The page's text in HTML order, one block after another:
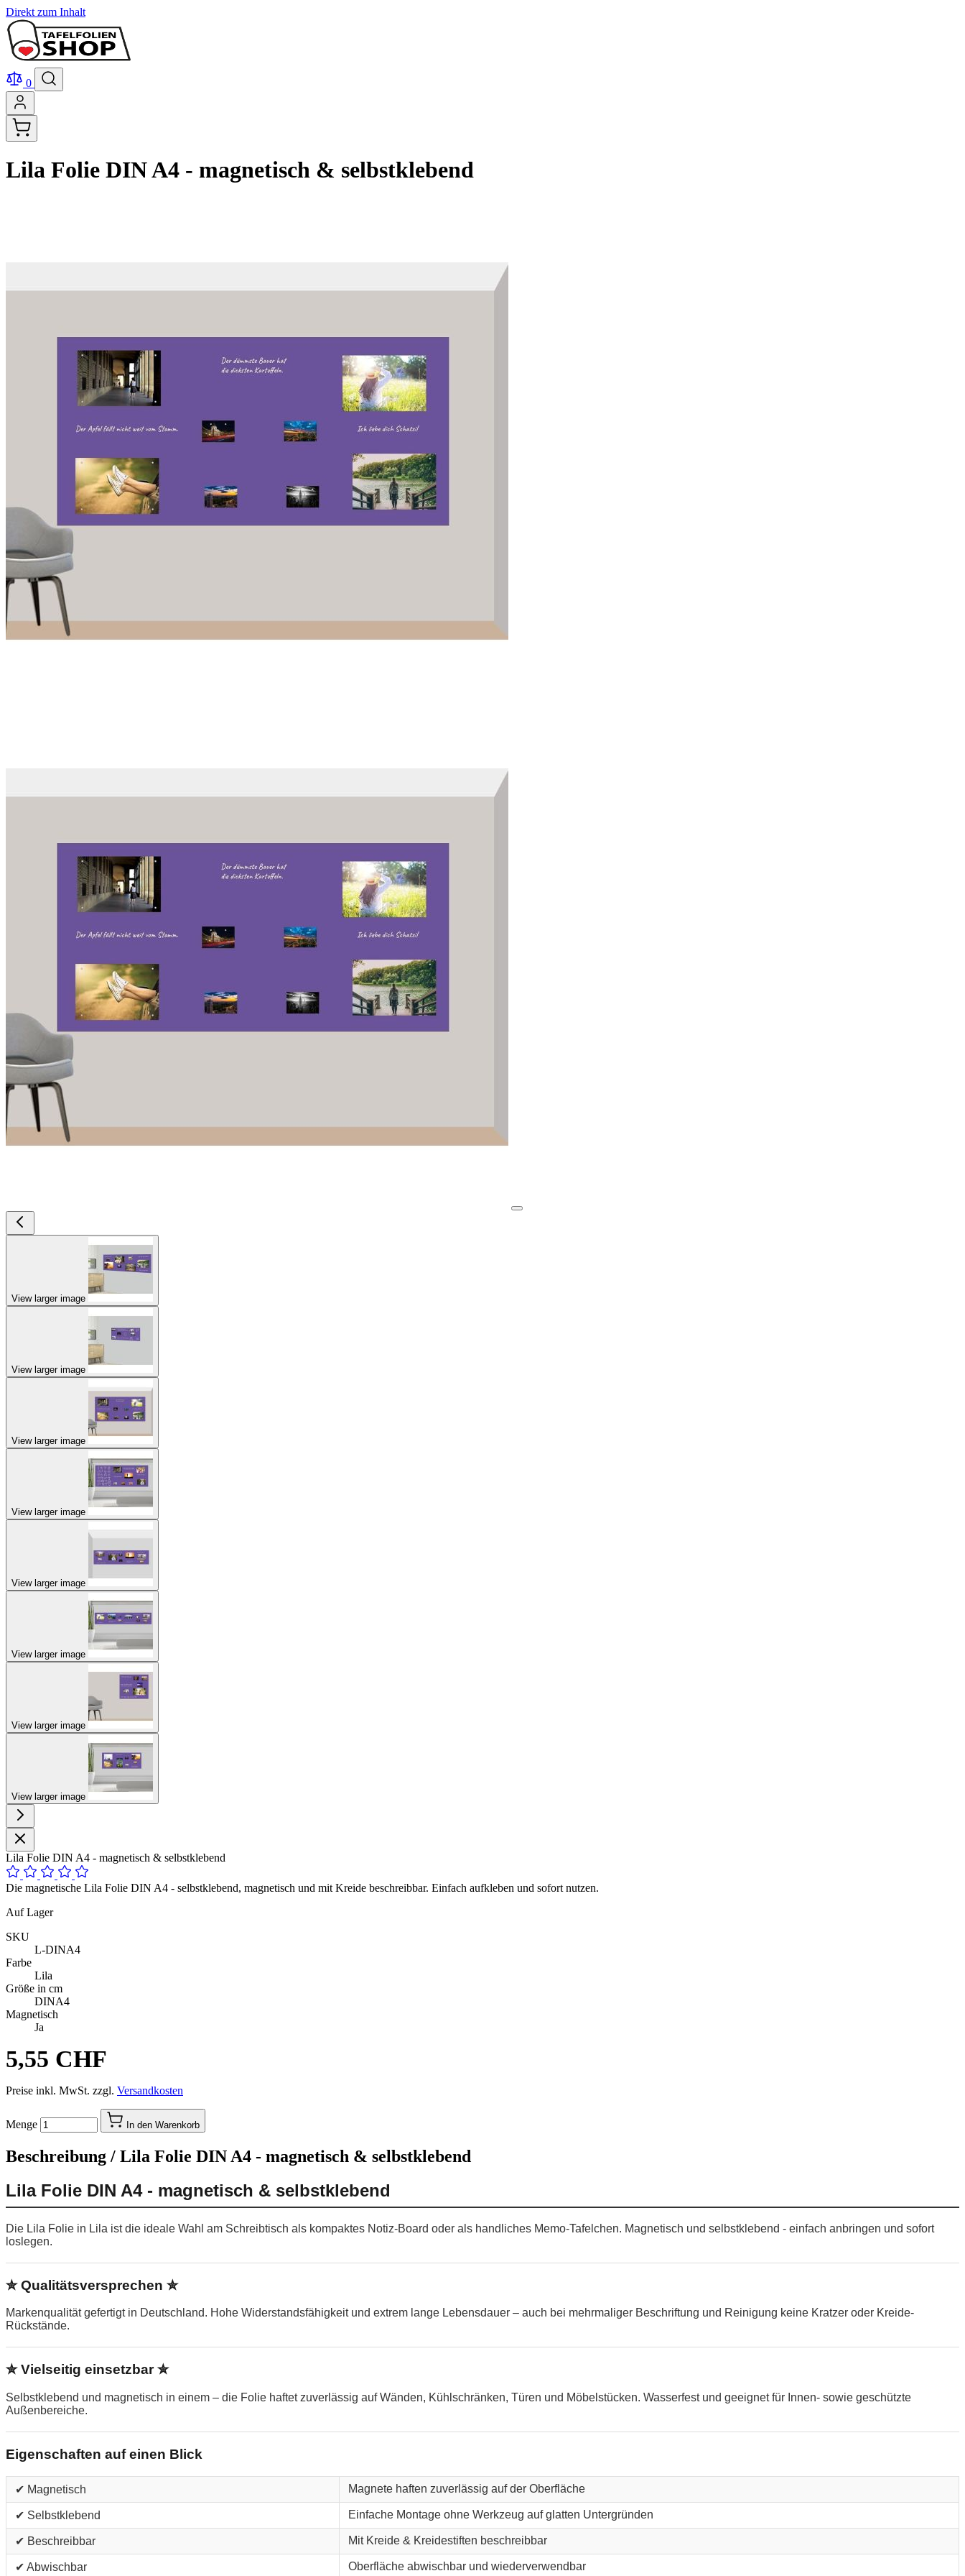
Direkt zum Inhalt
0
Lila Folie DIN A4 - magnetisch & selbstklebend
View larger image
View larger image
View larger image
View larger image
View larger image
View larger image
View larger image
View larger image
Lila Folie DIN A4 - magnetisch & selbstklebend
Die magnetische Lila Folie DIN A4 - selbstklebend, magnetisch und mit Kreide beschreibbar. Einfach aufkleben und sofort nutzen.
Auf Lager
SKU
L-DINA4
Farbe
Lila
Größe in cm
DINA4
Magnetisch
Ja
5,55 CHF
Preise inkl. MwSt. zzgl. Versandkosten
Menge In den Warenkorb
Beschreibung / Lila Folie DIN A4 - magnetisch & selbstklebend
Lila Folie DIN A4 - magnetisch & selbstklebend
Die Lila Folie in Lila ist die ideale Wahl am Schreibtisch als kompaktes Notiz-Board oder als handliches Memo-Tafelchen. Magnetisch und selbstklebend - einfach anbringen und sofort
loslegen.
✮ Qualitätsversprechen ✮
Markenqualität gefertigt in Deutschland. Hohe Widerstandsfähigkeit und extrem lange Lebensdauer – auch bei mehrmaliger Beschriftung und Reinigung keine Kratzer oder Kreide-
Rückstände.
✮ Vielseitig einsetzbar ✮
Selbstklebend und magnetisch in einem – die Folie haftet zuverlässig auf Wänden, Kühlschränken, Türen und Möbelstücken. Wasserfest und geeignet für Innen- sowie geschützte
Außenbereiche.
Eigenschaften auf einen Blick
✔ Magnetisch Magnete haften zuverlässig auf der Oberfläche
✔ Selbstklebend Einfache Montage ohne Werkzeug auf glatten Untergründen
✔ Beschreibbar Mit Kreide & Kreidestiften beschreibbar
✔ Abwischbar Oberfläche abwischbar und wiederverwendbar